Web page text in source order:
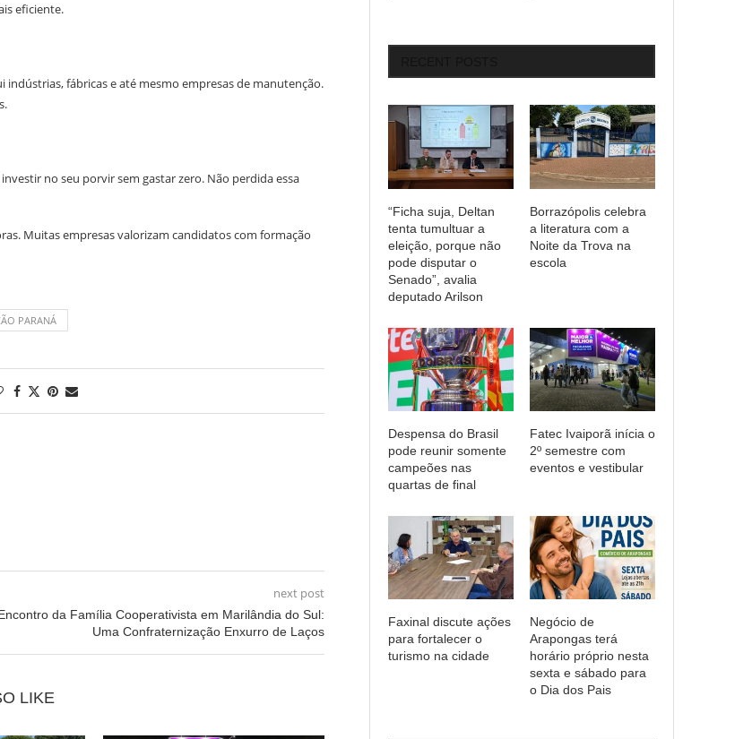
eficiente.
fábricas e até mesmo empresas de manutenção.
no seu porvir sem gastar zero. Não perdida essa
Muitas empresas valorizam candidatos com formação
PARANÁ
next post
da Família Cooperativista em Marilândia do Sul:
Uma Confraternização Enxurro de Laços
LIKE
“Ficha suja, Deltan
tenta tumultuar a
eleição, porque não
pode disputar o
Senado”, avalia
deputado Arilson
Borrazópolis celebra
a literatura com a
Noite da Trova na
escola
Despensa do Brasil
pode reunir somente
campeões nas
quartas de final
Fatec Ivaiporã inícia o
2º semestre com
eventos e vestibular
Faxinal discute ações
para fortalecer o
turismo na cidade
Negócio de
Arapongas terá
horário próprio nesta
sexta e sábado para
o Dia dos Pais